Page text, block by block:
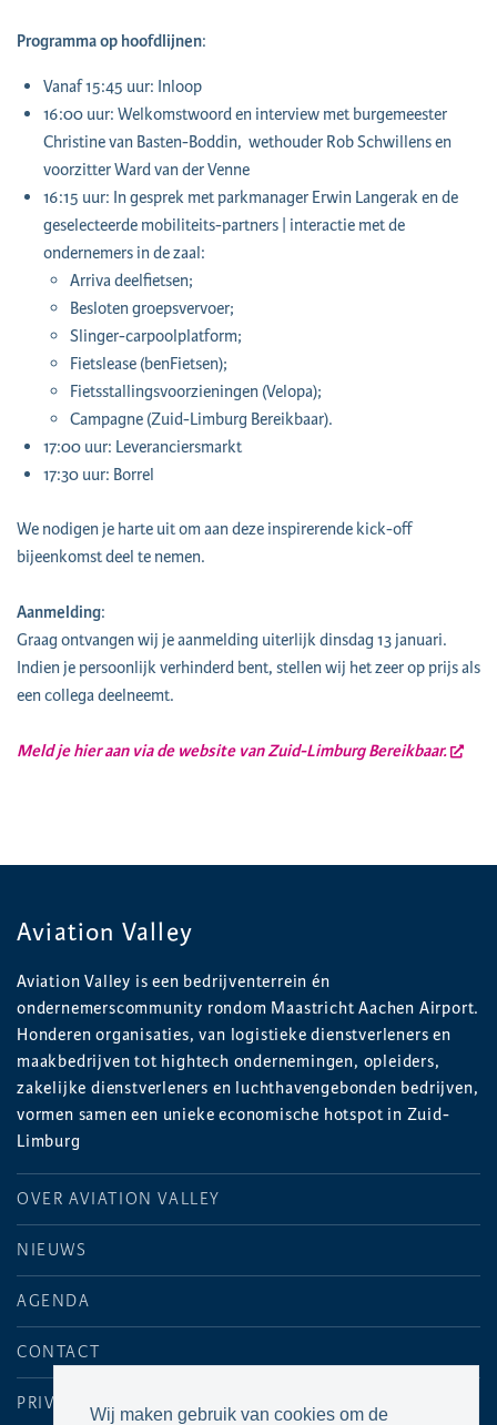
Wij maken gebruik van cookies om de
Programma op hoofdlijnen:
Vanaf 15:45 uur: Inloop
16:00 uur: Welkomstwoord en interview met burgemeester
Christine van Basten-Boddin, wethouder Rob Schwillens en
voorzitter Ward van der Venne
16:15 uur: In gesprek met parkmanager Erwin Langerak en de
geselecteerde mobiliteits-partners | interactie met de
ondernemers in de zaal:
Arriva deelfietsen;
Besloten groepsvervoer;
Slinger-carpoolplatform;
Fietslease (benFietsen);
Fietsstallingsvoorzieningen (Velopa);
Campagne (Zuid-Limburg Bereikbaar).
17:00 uur: Leveranciersmarkt
17:30 uur: Borrel
We nodigen je harte uit om aan deze inspirerende kick-off
bijeenkomst deel te nemen.
Aanmelding:
Graag ontvangen wij je aanmelding uiterlijk dinsdag 13 januari.
Indien je persoonlijk verhinderd bent, stellen wij het zeer op prijs als
een collega deelneemt.
Meld je hier aan via de website van Zuid-Limburg Bereikbaar.
Aviation Valley
Aviation Valley is een bedrijventerrein én
ondernemerscommunity rondom Maastricht Aachen Airport.
Honderen organisaties, van logistieke dienstverleners en
maakbedrijven tot hightech ondernemingen, opleiders,
zakelijke dienstverleners en luchthavengebonden bedrijven,
vormen samen een unieke economische hotspot in Zuid-
Limburg
OVER AVIATION VALLEY
NIEUWS
AGENDA
CONTACT
PRIVACYVERKLARING